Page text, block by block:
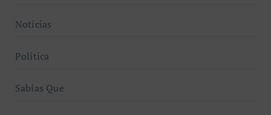
Noticias
Política
Sabías Que